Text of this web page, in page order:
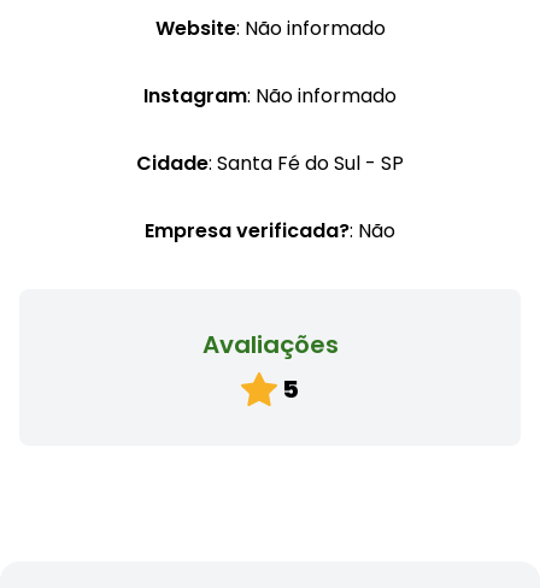
Website: Não informado
Instagram: Não informado
Cidade: Santa Fé do Sul - SP
Empresa verificada?: Não
Avaliações
5